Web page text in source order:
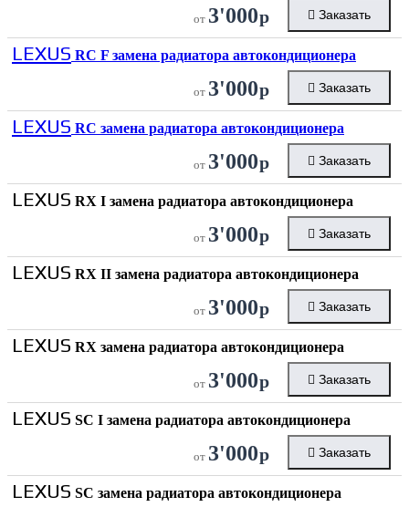
от 3'000р Заказать
LEXUS RC F замена радиатора автокондиционера
от 3'000р Заказать
LEXUS RC замена радиатора автокондиционера
от 3'000р Заказать
LEXUS RX I замена радиатора автокондиционера
от 3'000р Заказать
LEXUS RX II замена радиатора автокондиционера
от 3'000р Заказать
LEXUS RX замена радиатора автокондиционера
от 3'000р Заказать
LEXUS SC I замена радиатора автокондиционера
от 3'000р Заказать
LEXUS SC замена радиатора автокондиционера